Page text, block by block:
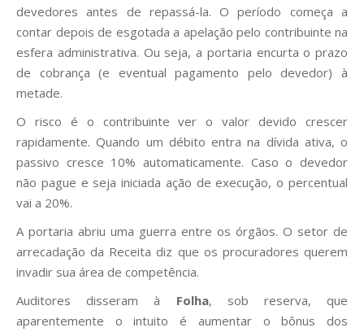
devedores antes de repassá-la. O período começa a
contar depois de esgotada a apelação pelo contribuinte na
esfera administrativa. Ou seja, a portaria encurta o prazo
de cobrança (e eventual pagamento pelo devedor) à
metade.
O risco é o contribuinte ver o valor devido crescer
rapidamente. Quando um débito entra na dívida ativa, o
passivo cresce 10% automaticamente. Caso o devedor
não pague e seja iniciada ação de execução, o percentual
vai a 20%.
A portaria abriu uma guerra entre os órgãos. O setor de
arrecadação da Receita diz que os procuradores querem
invadir sua área de competência.
Auditores disseram à Folha, sob reserva, que
aparentemente o intuito é aumentar o bônus dos